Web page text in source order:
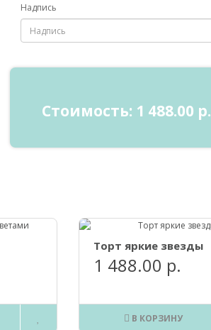
Надпись
Стоимость: 1 488.00 р.
Торт яркие звезды
1 488.00 р.
В КОРЗИНУ